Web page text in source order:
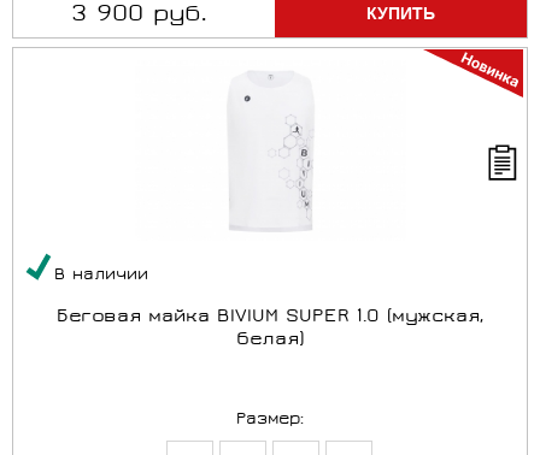
3 900 руб.
В наличии
Беговая майка BIVIUM SUPER 1.0 (мужская,
белая)
Размер: